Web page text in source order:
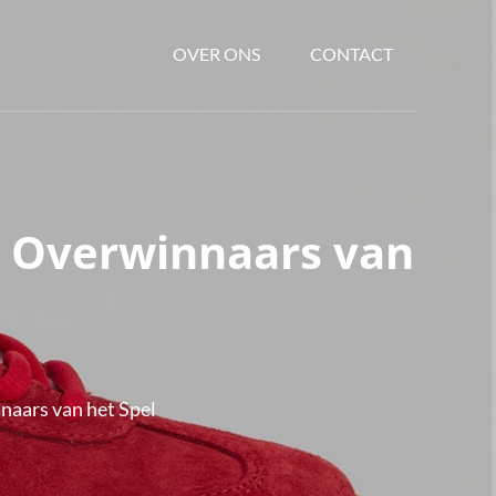
OVER ONS CONTACT
van
van het Spel